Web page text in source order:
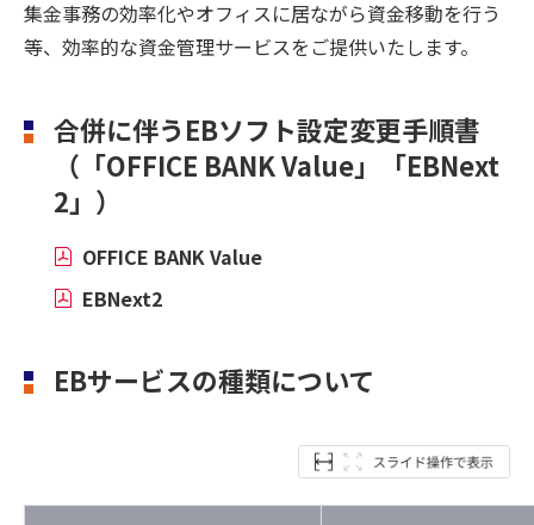
集金事務の効率化やオフィスに居ながら資金移動を行う
等、効率的な資金管理サービスをご提供いたします。
合併に伴うEBソフト設定変更手順書
（「OFFICE BANK Value」「EBNext
2」）
OFFICE BANK Value
EBNext2
EBサービスの種類について